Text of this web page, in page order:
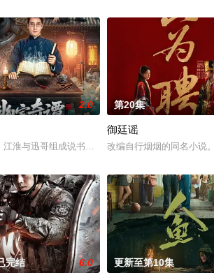
媚的双重背叛。她从恨意中涅槃重生，借私生女桑
2.0
江淮与迅哥组成说书班子，偶遇“白天人住屋，晚上
第20集
御廷谣
改编自行烟烟的同名小说
完结 6.0 更新至第10集